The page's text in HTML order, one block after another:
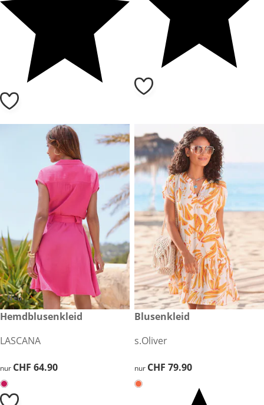
Neu
CHF 64.90
Hemdblusenkleid
LASCANA
CHF 64.90
nur CHF 64.90
CHF 79.90
Blusenkleid
s.Oliver
CHF 79.90
nur CHF 79.90